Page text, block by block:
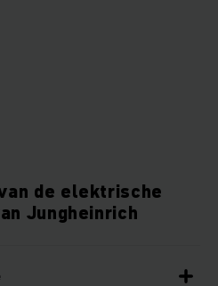
de elektrische
Jungheinrich